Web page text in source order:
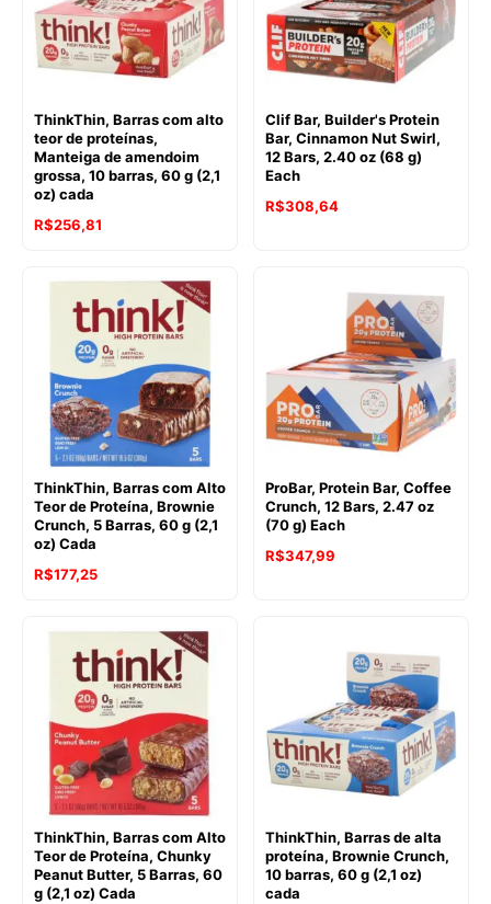
ThinkThin, Barras com alto
teor de proteínas,
Manteiga de amendoim
grossa, 10 barras, 60 g (2,1
oz) cada
R$256,81
Clif Bar, Builder's Protein
Bar, Cinnamon Nut Swirl,
12 Bars, 2.40 oz (68 g)
Each
R$308,64
ThinkThin, Barras com Alto
Teor de Proteína, Brownie
Crunch, 5 Barras, 60 g (2,1
oz) Cada
R$177,25
ProBar, Protein Bar, Coffee
Crunch, 12 Bars, 2.47 oz
(70 g) Each
R$347,99
ThinkThin, Barras com Alto
Teor de Proteína, Chunky
Peanut Butter, 5 Barras, 60
g (2,1 oz) Cada
ThinkThin, Barras de alta
proteína, Brownie Crunch,
10 barras, 60 g (2,1 oz)
cada